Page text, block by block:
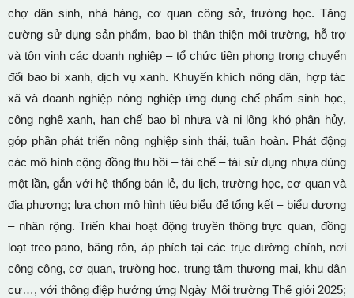
chợ dân sinh, nhà hàng, cơ quan công sở, trường học. Tăng
cường sử dụng sản phẩm, bao bì thân thiện môi trường, hỗ trợ
và tôn vinh các doanh nghiệp – tổ chức tiên phong trong chuyển
đổi bao bì xanh, dịch vụ xanh. Khuyến khích nông dân, hợp tác
xã và doanh nghiệp nông nghiệp ứng dụng chế phẩm sinh học,
công nghệ xanh, hạn chế bao bì nhựa và ni lông khó phân hủy,
góp phần phát triển nông nghiệp sinh thái, tuần hoàn. Phát động
các mô hình cộng đồng thu hồi – tái chế – tái sử dụng nhựa dùng
một lần, gắn với hệ thống bán lẻ, du lịch, trường học, cơ quan và
địa phương; lựa chọn mô hình tiêu biểu để tổng kết – biểu dương
– nhân rộng. Triển khai hoạt động truyền thông trực quan, đồng
loạt treo pano, băng rôn, áp phích tại các trục đường chính, nơi
công cộng, cơ quan, trường học, trung tâm thương mại, khu dân
cư…, với thông điệp hưởng ứng Ngày Môi trường Thế giới 2025;